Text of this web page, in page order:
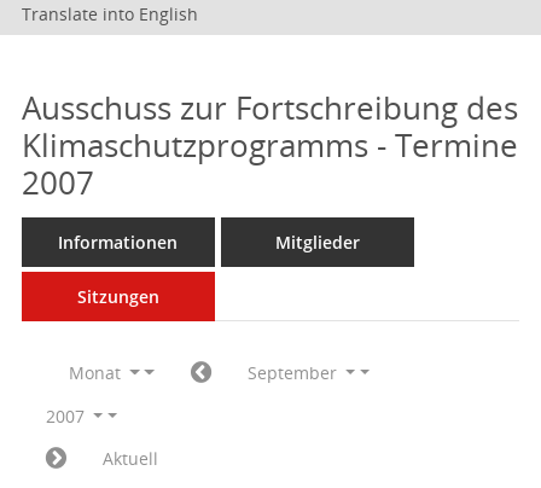
Translate into English
Ausschuss zur Fortschreibung des
Klimaschutzprogramms - Termine
2007
Informationen Mitglieder
Sitzungen
Monat
September
2007
Aktuell